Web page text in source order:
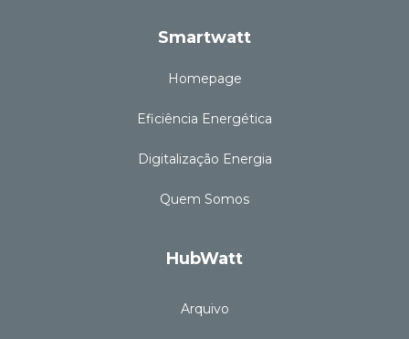
Smartwatt
Homepage
Eficiência Energética
Digitalização Energia
Quem Somos
HubWatt
Arquivo